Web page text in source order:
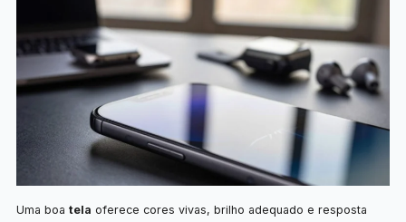
Uma boa tela oferece cores vivas, brilho adequado e resposta